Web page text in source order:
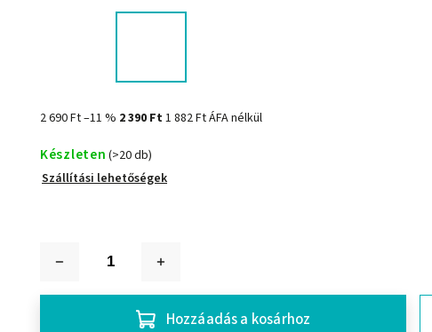
2 690 Ft–11 % 2 390 Ft1 882 Ft ÁFA nélkül
Készleten (>20 db)
Szállítási lehetőségek
Hozzáadás a kosárhoz